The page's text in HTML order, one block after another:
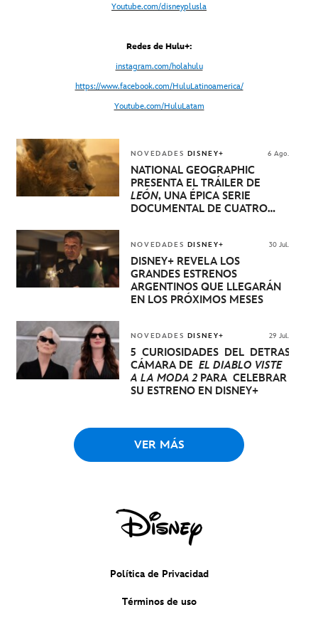
Youtube.com/disneyplusla
Redes de Hulu+:
instagram.com/holahulu
https://www.facebook.com/HuluLatinoamerica/
Youtube.com/HuluLatam
NOVEDADES DISNEY+ 6 Ago.
NATIONAL GEOGRAPHIC
PRESENTA EL TRÁILER DE
LEÓN, UNA ÉPICA SERIE
DOCUMENTAL DE CUATRO
DE UN CACHORRO DE LEÓN
HASTA QUE SE CONVIERTE EN
REY
NOVEDADES DISNEY+ 30 Jul.
DISNEY+ REVELA LOS
GRANDES ESTRENOS
ARGENTINOS QUE LLEGARÁN
EN LOS PRÓXIMOS MESES
NOVEDADES DISNEY+ 29 Jul.
5 CURIOSIDADES DEL DETRÁS DE
CÁMARA DE EL DIABLO VISTE
A LA MODA 2PARA CELEBRAR
SU ESTRENO EN DISNEY+
VER MÁS
Política de Privacidad
Términos de uso